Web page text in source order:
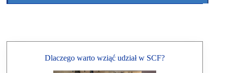
Dlaczego warto wziąć udział w SCF?